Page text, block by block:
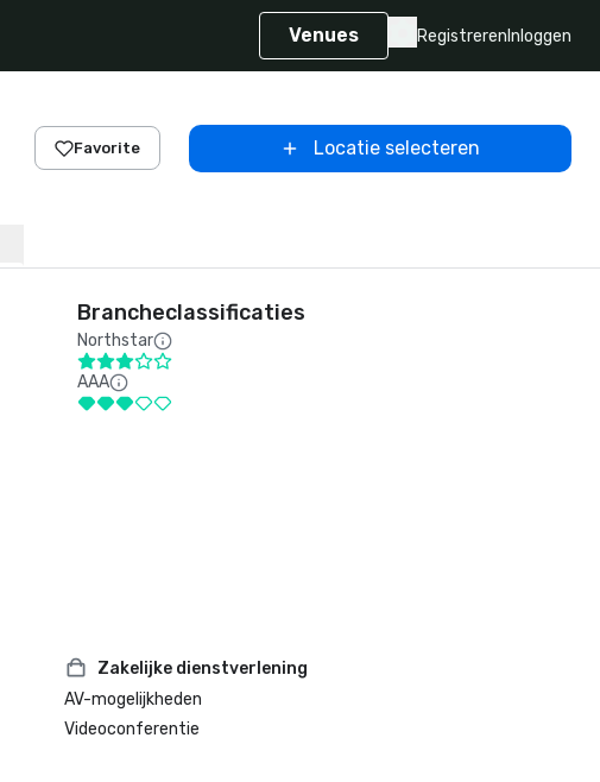
Venues Registreren Inloggen
Favorite Locatie selecteren
Brancheclassificaties
Northstar
AAA
Zakelijke dienstverlening
AV-mogelijkheden
Videoconferentie